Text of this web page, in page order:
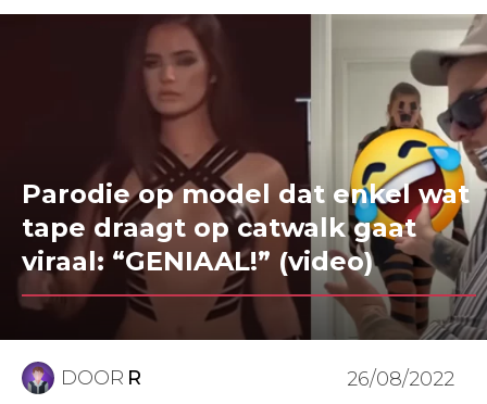
Parodie op model dat enkel wat
tape draagt op catwalk gaat
viraal: “GENIAAL!” (video)
DOOR R 26/08/2022